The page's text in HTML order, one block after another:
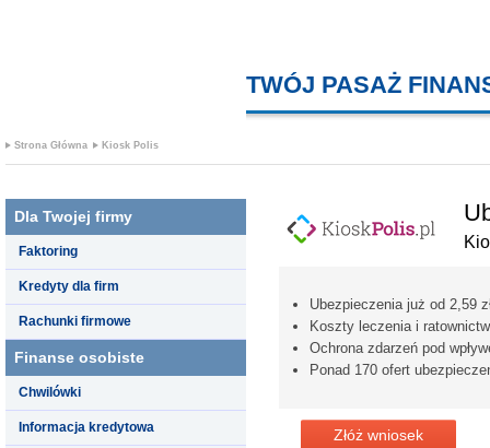
TWÓJ PASAŻ
Strona Główna Kiosk Polis
Dla Twojej firmy
Faktoring
Kredyty dla firm
Rachunki firmowe
Finanse osobiste
Chwilówki
Informacja kredytowa
Ubezpieczenia już od 2,59
Koszty leczenia i
Ochrona zdarzeń pod
Ponad 170 ofert
Złóż wniosek